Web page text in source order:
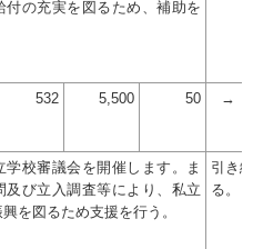
付の充実を図るため、補助を
532 5,500 50 →
学校審議会を開催します。ま
及び立入調査等により、私立
を図るため支援を行う。
引き
る。